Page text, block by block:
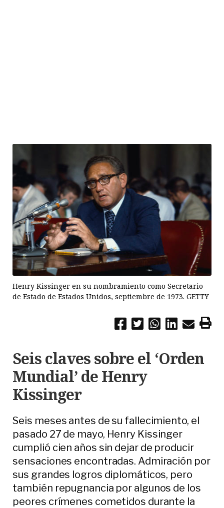
Henry Kissinger en su nombramiento como Secretario
de Estado de Estados Unidos, septiembre de 1973. GETTY
Seis claves sobre el ‘Orden
Mundial’ de Henry
Kissinger
Seis meses antes de su fallecimiento, el
pasado 27 de mayo, Henry Kissinger
cumplió cien años sin dejar de producir
sensaciones encontradas. Admiración por
sus grandes logros diplomáticos, pero
también repugnancia por algunos de los
peores crímenes cometidos durante la